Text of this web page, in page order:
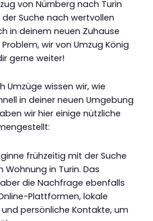
von Nürnberg nach Turin
Suche nach wertvollen
in deinem neuen Zuhause
wir von Umzug König
gerne weiter!
Umzüge wissen wir, wie
in deiner neuen Umgebung
wir hier einige nützliche
frühzeitig mit der Suche
in Turin. Das
die Nachfrage ebenfalls
Plattformen, lokale
persönliche Kontakte, um